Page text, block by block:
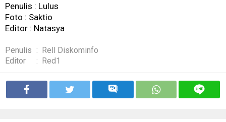
Penulis : Lulus
Foto : Saktio
Editor : Natasya
Penulis : Rell Diskominfo
Editor
: Red1